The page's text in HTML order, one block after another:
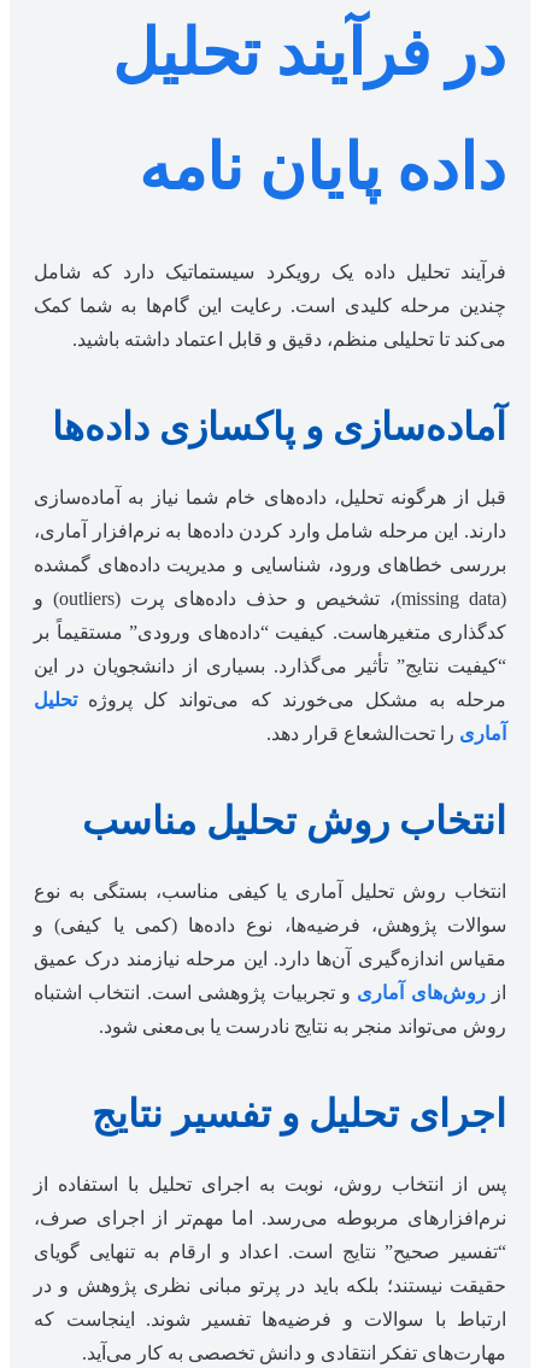
در فرآیند تحلیل
داده پایان نامه
فرآیند تحلیل داده یک رویکرد سیستماتیک دارد که شامل
چندین مرحله کلیدی است. رعایت این گام‌ها به شما کمک
می‌کند تا تحلیلی منظم، دقیق و قابل اعتماد داشته باشید.
آماده‌سازی و پاکسازی داده‌ها
قبل از هرگونه تحلیل، داده‌های خام شما نیاز به آماده‌سازی
دارند. این مرحله شامل وارد کردن داده‌ها به نرم‌افزار آماری،
بررسی خطاهای ورود، شناسایی و مدیریت داده‌های گمشده
(missing data)، تشخیص و حذف داده‌های پرت (outliers) و
کدگذاری متغیرهاست. کیفیت “داده‌های ورودی” مستقیماً بر
“کیفیت نتایج” تأثیر می‌گذارد. بسیاری از دانشجویان در این
مرحله به مشکل می‌خورند که می‌تواند کل پروژهتحلیل
آماری را تحت‌الشعاع قرار دهد.
انتخاب روش تحلیل مناسب
انتخاب روش تحلیل آماری یا کیفی مناسب، بستگی به نوع
سوالات پژوهش، فرضیه‌ها، نوع داده‌ها (کمی یا کیفی) و
مقیاس اندازه‌گیری آن‌ها دارد. این مرحله نیازمند درک عمیق
ازروش‌های آماری و تجربیات پژوهشی است. انتخاب اشتباه
روش می‌تواند منجر به نتایج نادرست یا بی‌معنی شود.
اجرای تحلیل و تفسیر نتایج
پس از انتخاب روش، نوبت به اجرای تحلیل با استفاده از
نرم‌افزارهای مربوطه می‌رسد. اما مهم‌تر از اجرای صرف،
“تفسیر صحیح” نتایج است. اعداد و ارقام به تنهایی گویای
حقیقت نیستند؛ بلکه باید در پرتو مبانی نظری پژوهش و در
ارتباط با سوالات و فرضیه‌ها تفسیر شوند. اینجاست که
مهارت‌های تفکر انتقادی و دانش تخصصی به کار می‌آید.